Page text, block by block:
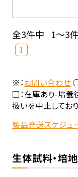
全3件中 1～3
1
※：お問い合わせ○
□：在庫あり-培養
扱いを中止してお
製品発送スケジュ
生体試料・培地